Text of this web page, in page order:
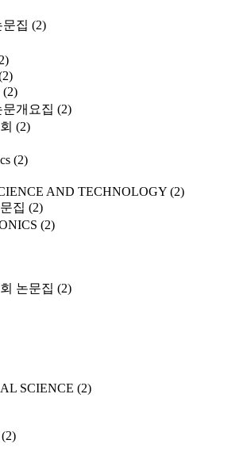
집 (2)
(2)
개요집 (2)
(2)
(2)
AND TECHNOLOGY (2)
집 (2)
(2)
논문집 (2)
SCIENCE (2)
(2)